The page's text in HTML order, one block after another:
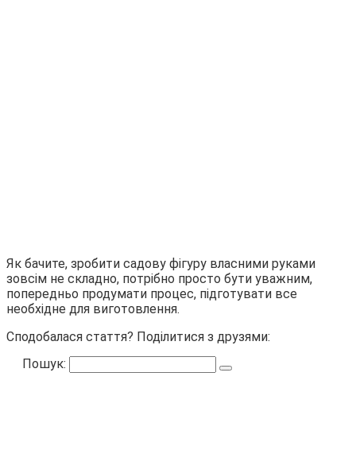
Як бачите, зробити садову фігуру власними руками
зовсім не складно, потрібно просто бути уважним,
попередньо продумати процес, підготувати все
необхідне для виготовлення.
Сподобалася стаття? Поділитися з друзями:
Пошук: